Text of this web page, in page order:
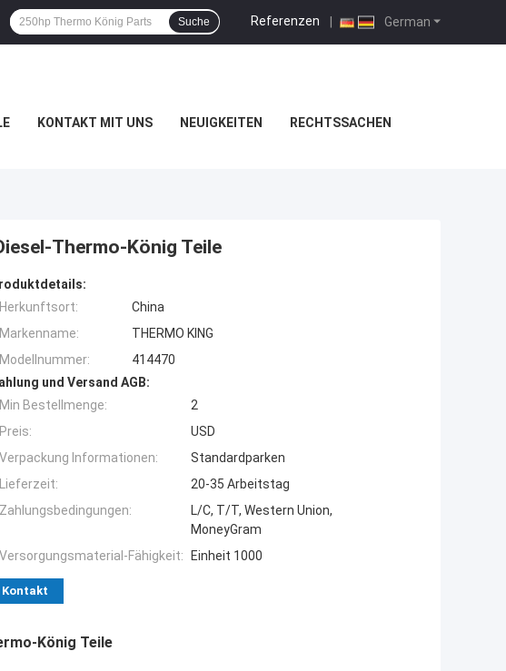
German
Referenzen |
Suche
KONTAKT MIT UNS NEUIGKEITEN RECHTSSACHEN
Thermo-König Teile
Herkunftsort:
China
Markenname:
THERMO KING
Modellnummer:
414470
und Versand AGB:
Min Bestellmenge:
2
Preis:
USD
Verpackung Informationen:
Standardparken
Lieferzeit:
20-35 Arbeitstag
Zahlungsbedingungen:
L/C, T/T, Western Union,
MoneyGram
Versorgungsmaterial-Fähigkeit:
Einheit 1000
Kontakt
König Teile